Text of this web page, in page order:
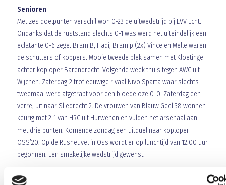
Senioren
Met zes doelpunten verschil won 0-23 de uitwedstrijd bij EVV Echt.
Ondanks dat de ruststand slechts 0-1 was werd het uiteindelijk een
eclatante 0-6 zege. Bram B, Hadi, Bram p (2x) Vince en Melle waren
de schutters of koppers. Mooie tweede plek samen met Kloetinge
achter koploper Barendrecht. Volgende week thuis tegen AWC uit
Wijchen. Zaterdag-2 trof eeuwige rivaal Nivo Sparta waar slechts
tweemaal werd afgetrapt voor een bloedeloze 0-0. Zaterdag een
verre, uit naar Sliedrecht-2. De vrouwen van Blauw Geel’38 wonnen
keurig met 2-1 van HRC uit Hurwenen en vulden het arsenaal aan
met drie punten. Komende zondag een uitduel naar koploper
OSS’20. Op de Rusheuvel in Oss wordt er op lunchtijd van 12.00 uur
begonnen. Een smakelijke wedstrijd gewenst.
Junioren